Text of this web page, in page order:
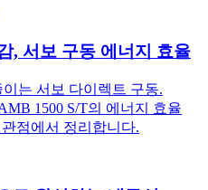
, 서보 구동 에너지 효율
는 서보 다이렉트 구동.
1500 S/T의 에너지 효율
점에서 정리합니다.